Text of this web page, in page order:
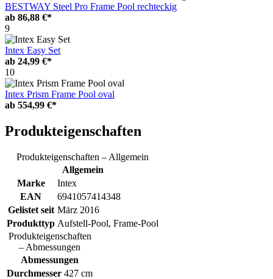
BESTWAY Steel Pro Frame Pool rechteckig
ab 86,88 €*
9
Intex Easy Set
ab 24,99 €*
10
Intex Prism Frame Pool oval
ab 554,99 €*
Produkteigenschaften
Produkteigenschaften – Allgemein
Allgemein
Marke
Intex
EAN
6941057414348
Gelistet seit März 2016
Produkttyp Aufstell-Pool, Frame-Pool
Produkteigenschaften
– Abmessungen
Abmessungen
Durchmesser 427 cm